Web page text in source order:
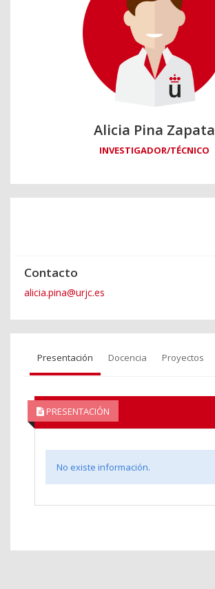
Alicia Pina Zapata
INVESTIGADOR/TÉCNICO
Contacto
alicia.pina@urjc.es
Presentación Docencia Proyectos
PRESENTACIÓN
No existe información.